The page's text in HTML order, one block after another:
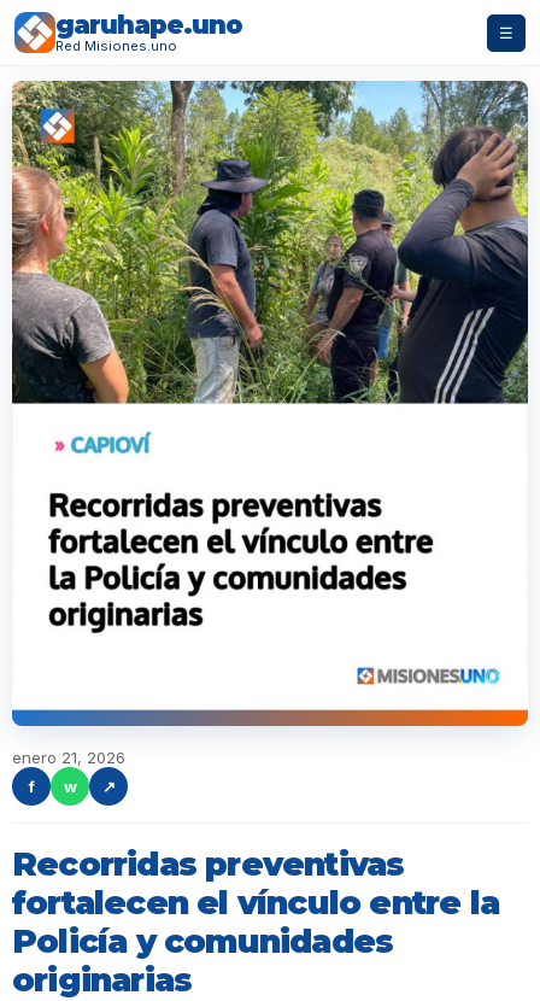
garuhape.uno
Red Misiones.uno
☰
enero 21, 2026
f
w ↗
Recorridas preventivas
fortalecen el vínculo entre la
Policía y comunidades
originarias